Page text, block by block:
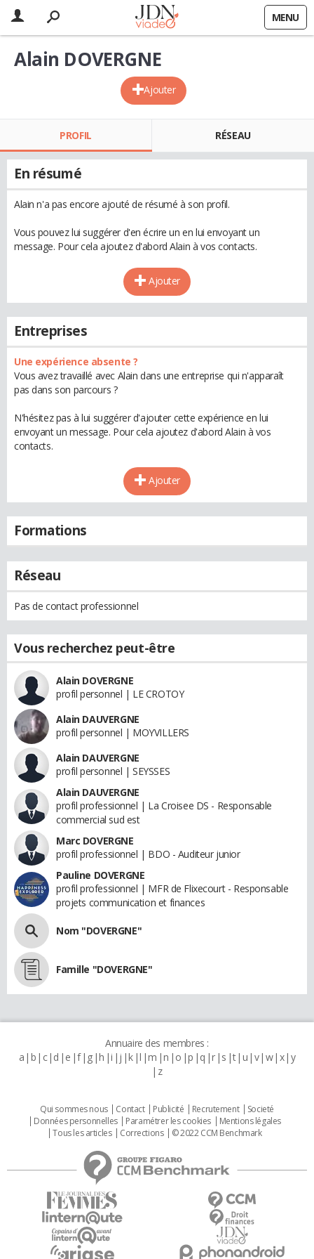
MENU
Ajouter
Alain DOVERGNE
PROFIL RÉSEAU
En résumé
Alain n'a pas encore ajouté de résumé à son profil.
Vous pouvez lui suggérer d'en écrire un en lui envoyant un
message. Pour cela ajoutez d'abord Alain à vos contacts.
Ajouter
Entreprises
Une expérience absente ?
Vous avez travaillé avec Alain dans une entreprise qui n'apparaît
pas dans son parcours ?
N'hésitez pas à lui suggérer d'ajouter cette expérience en lui
envoyant un message. Pour cela ajoutez d'abord Alain à vos
contacts.
Ajouter
Formations
Réseau
Pas de contact professionnel
Vous recherchez peut-être
Alain DOVERGNE
profil personnel | LE CROTOY
Alain DAUVERGNE
profil personnel | MOYVILLERS
Alain DAUVERGNE
profil personnel | SEYSSES
Alain DAUVERGNE
profil professionnel | La Croisee DS - Responsable
commercial sud est
Marc DOVERGNE
profil professionnel | BDO - Auditeur junior
Pauline DOVERGNE
profil professionnel | MFR de Flixecourt - Responsable
projets communication et finances
Nom "DOVERGNE"
Famille "DOVERGNE"
Annuaire des membres :
a b c d e f g h i j k l m n o p q r s t u v w x y
z
Qui sommes nous Contact Publicité Recrutement
Societé
Données personnelles
Paramétrer les cookies
Mentions légales
Tous les articles
Corrections © 2022 CCM Benchmark